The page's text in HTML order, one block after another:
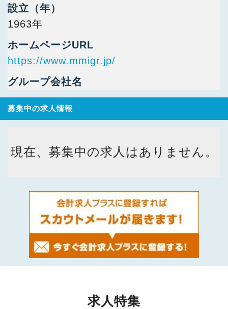
設立（年）
1963年
ホームページURL
https://www.mmigr.jp/
グループ会社名
募集中の求人情報
現在、募集中の求人はありません。
求人特集